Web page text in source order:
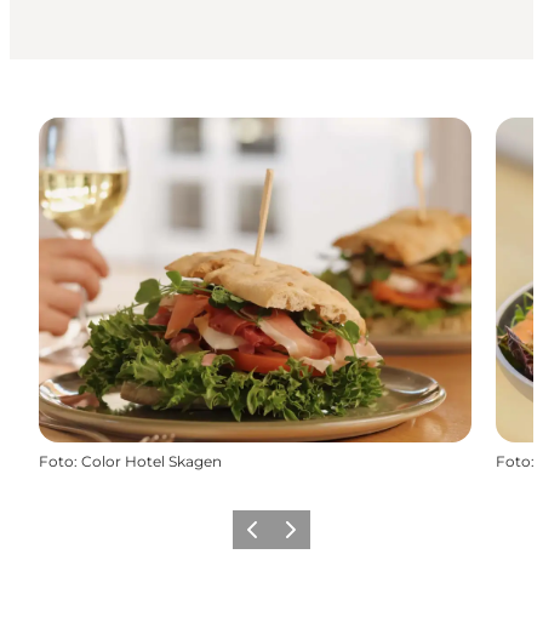
Foto: Color Hotel Skagen Foto:
ZurückWeiter